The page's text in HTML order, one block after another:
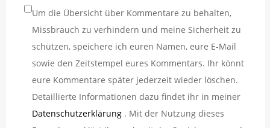
Um die Übersicht über Kommentare zu behalten,
Missbrauch zu verhindern und meine Sicherheit zu
schützen, speichere ich euren Namen, eure E-Mail
sowie den Zeitstempel eures Kommentars. Ihr könnt
eure Kommentare später jederzeit wieder löschen.
Detaillierte Informationen dazu findet ihr in meiner
Datenschutzerklärung . Mit der Nutzung dieses